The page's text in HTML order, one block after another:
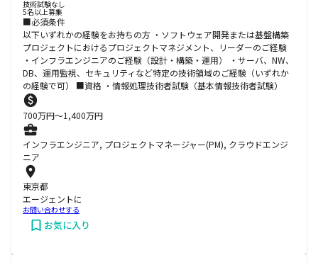
技術試験なし
5名以上募集
■必須条件
以下いずれかの経験をお持ちの方 ・ソフトウェア開発または基盤構築
プロジェクトにおけるプロジェクトマネジメント、リーダーのご経験
・インフラエンジニアのご経験（設計・構築・運用） ・サーバ、NW、
DB、運用監視、セキュリティなど特定の技術領域のご経験（いずれか
の経験で可） ■資格 ・情報処理技術者試験（基本情報技術者試験）
700万円〜1,400万円
インフラエンジニア, プロジェクトマネージャー(PM), クラウドエンジ
ニア
東京都
エージェントに
お問い合わせする
お気に入り